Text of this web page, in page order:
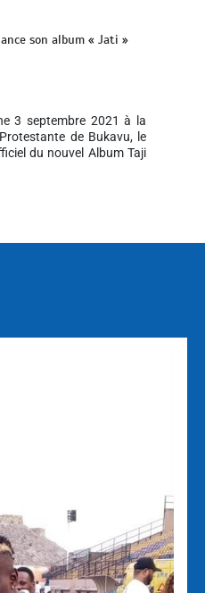
son album « Jati »
3 septembre 2021 à la
de Bukavu, le
du nouvel Album Taji